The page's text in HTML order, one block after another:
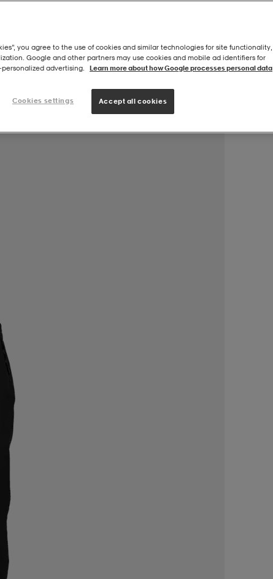
you agree to the use of cookies and similar technologies for site functionality,
Google and other partners may use cookies and mobile ad identifiers for
advertising.
Learn more about how Google processes personal data
Cookies settings Accept all cookies